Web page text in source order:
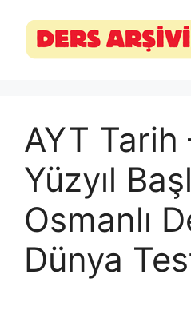
AYT Tarih
Yüzyıl
Osmanlı
Dünya